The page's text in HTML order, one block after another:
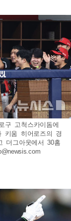
구 고척스카이돔에
키움 히어로즈의 경
더그아웃에서 30홈